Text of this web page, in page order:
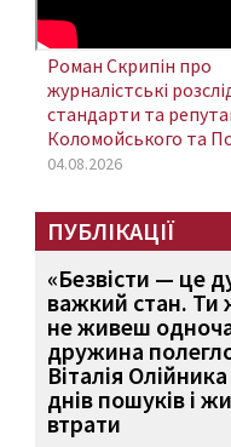
Роман Скрипін про
журналістські
стандарти та
Коломойського та
04.08.2026
ПУБЛІКАЦІЇ
«Безвісти — це
важкий стан. Ти
не живеш
дружина
Віталія
днів пошуків і
втрати